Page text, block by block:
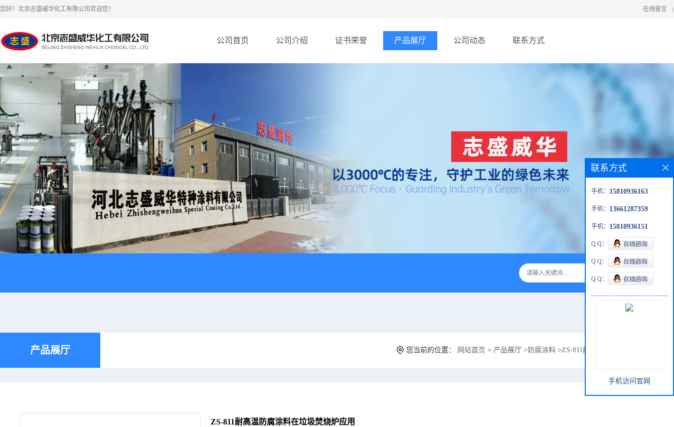
您好！北京志盛威华化工有限公司欢迎您！ 在线留言
公司首页 公司介绍 证书荣誉 产品展厅 公司动态 联系方式
产品展厅 您当前的位置： 网站首页 > 产品展厅 > 防腐涂料 >ZS-811耐高温防腐涂料在垃圾焚烧
ZS-811耐高温防腐涂料在垃圾焚烧炉应用
联系方式
手机： 15810936163
手机： 13661287359
手机： 15810936151
Q Q：
Q Q：
Q Q：
手机访问官网